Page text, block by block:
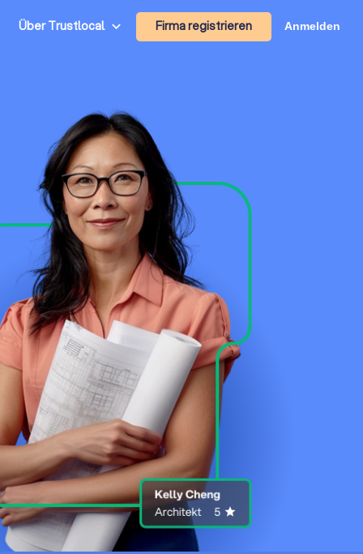
Über Trustlocal Firma registrieren Anmelden